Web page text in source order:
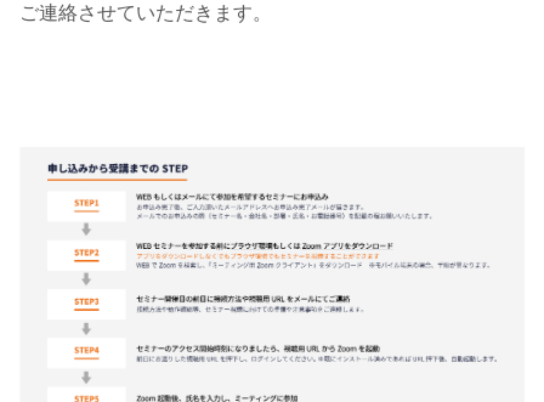
ご連絡させていただきます。